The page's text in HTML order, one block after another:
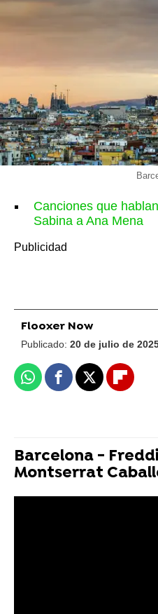
Canciones que
Sabina a Ana Mena
Flooxer Now
Publicado: 20 de julio de
WhatsappFacebook
X
Barcelona -
Montserrat